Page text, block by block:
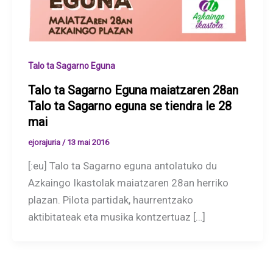
Talo ta Sagarno Eguna
Talo ta Sagarno Eguna maiatzaren 28an
Talo ta Sagarno eguna se tiendra le 28
mai
ejorajuria / 13 mai 2016
[:eu] Talo ta Sagarno eguna antolatuko du
Azkaingo Ikastolak maiatzaren 28an herriko
plazan. Pilota partidak, haurrentzako
aktibitateak eta musika kontzertuaz […]